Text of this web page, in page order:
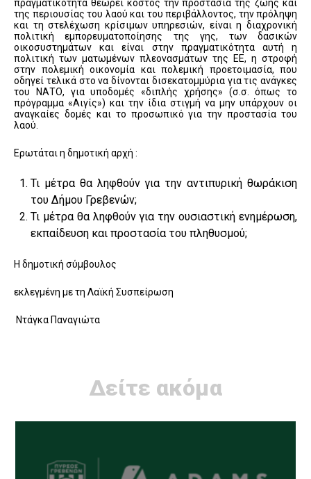
πραγματικότητα θεωρεί κόστος την προστασία της ζωής και
της περιουσίας του λαού και του περιβάλλοντος, την πρόληψη
και τη στελέχωση κρίσιμων υπηρεσιών, είναι η διαχρονική
πολιτική εμπορευματοποίησης της γης, των δασικών
οικοσυστημάτων και είναι στην πραγματικότητα αυτή η
πολιτική των ματωμένων πλεονασμάτων της ΕΕ, η στροφή
στην πολεμική οικονομία και πολεμική προετοιμασία, που
οδηγεί τελικά στο να δίνονται δισεκατομμύρια για τις ανάγκες
του ΝΑΤΟ, για υποδομές «διπλής χρήσης» (σ.σ. όπως το
πρόγραμμα «Αιγίς») και την ίδια στιγμή να μην υπάρχουν οι
αναγκαίες δομές και το προσωπικό για την προστασία του
λαού.
Ερωτάται η δημοτική αρχή :
Τι μέτρα θα ληφθούν για την αντιπυρική θωράκιση
του Δήμου Γρεβενών;
Τι μέτρα θα ληφθούν για την ουσιαστική ενημέρωση,
εκπαίδευση και προστασία του πληθυσμού;
Η δημοτική σύμβουλος
εκλεγμένη με τη Λαϊκή Συσπείρωση
Ντάγκα Παναγιώτα
Δείτε ακόμα